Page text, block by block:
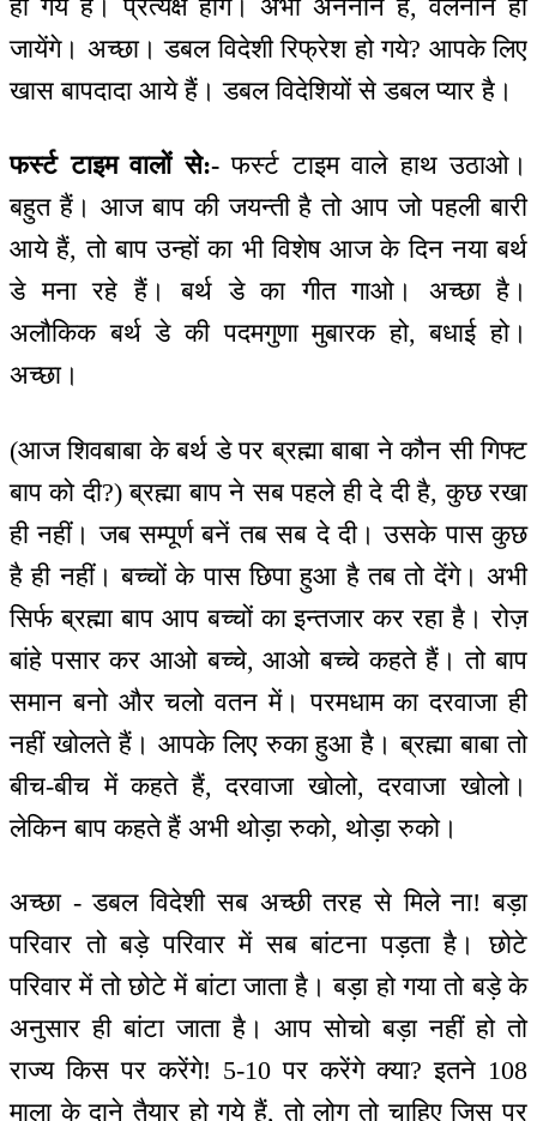
हो गये हैं। प्रत्यक्ष होंगे। अभी अननोन हैं, वेलनोन हो
जायेंगे। अच्छा। डबल विदेशी रिफ्रेश हो गये? आपके लिए
खास बापदादा आये हैं। डबल विदेशियों से डबल प्यार है।
फर्स्ट टाइम वालों से:-फर्स्ट टाइम वाले हाथ उठाओ।
बहुत हैं। आज बाप की जयन्ती है तो आप जो पहली बारी
आये हैं, तो बाप उन्हों का भी विशेष आज के दिन नया बर्थ
डे मना रहे हैं। बर्थ डे का गीत गाओ। अच्छा है।
अलौकिक बर्थ डे की पदमगुणा मुबारक हो, बधाई हो।
अच्छा।
(आज शिवबाबा के बर्थ डे पर ब्रह्मा बाबा ने कौन सी गिफ्ट
बाप को दी?) ब्रह्मा बाप ने सब पहले ही दे दी है, कुछ रखा
ही नहीं। जब सम्पूर्ण बनें तब सब दे दी। उसके पास कुछ
है ही नहीं। बच्चों के पास छिपा हुआ है तब तो देंगे। अभी
सिर्फ ब्रह्मा बाप आप बच्चों का इन्तजार कर रहा है। रोज़
बांहे पसार कर आओ बच्चे, आओ बच्चे कहते हैं। तो बाप
समान बनो और चलो वतन में। परमधाम का दरवाजा ही
नहीं खोलते हैं। आपके लिए रुका हुआ है। ब्रह्मा बाबा तो
बीच-बीच में कहते हैं, दरवाजा खोलो, दरवाजा खोलो।
लेकिन बाप कहते हैं अभी थोड़ा रुको, थोड़ा रुको।
अच्छा - डबल विदेशी सब अच्छी तरह से मिले ना! बड़ा
परिवार तो बड़े परिवार में सब बांटना पड़ता है। छोटे
परिवार में तो छोटे में बांटा जाता है। बड़ा हो गया तो बड़े के
अनुसार ही बांटा जाता है। आप सोचो बड़ा नहीं हो तो
राज्य किस पर करेंगे! 5-10 पर करेंगे क्या? इतने 108
माला के दाने तैयार हो गये हैं, तो लोग तो चाहिए जिस पर